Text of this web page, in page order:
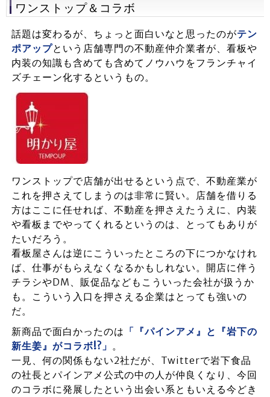
ワンストップ＆コラボ
話題は変わるが、ちょっと面白いなと思ったのがテン
ポアップという店舗専門の不動産仲介業者が、看板や
内装の知識も含めても含めてノウハウをフランチャイ
ズチェーン化するというもの。
ワンストップで店舗が出せるという点で、不動産業が
これを押さえてしまうのは非常に賢い。店舗を借りる
方はここに任せれば、不動産を押さえたうえに、内装
や看板までやってくれるというのは、とってもありが
たいだろう。
看板屋さんは逆にこういったところの下につかなけれ
ば、仕事がもらえなくなるかもしれない。開店に伴う
チラシやDM、販促品などもこういった会社が扱うか
も。こういう入口を押さえる企業はとっても強いの
だ。
新商品で面白かったのは 「『パインアメ』と『岩下の
新生姜』がコラボ!?」 。
一見、何の関係もない2社だが、Twitterで岩下食品
の社長とパインアメ公式の中の人が仲良くなり、今回
のコラボに発展したという出会い系ともいえる今どき